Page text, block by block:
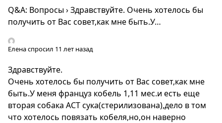
Q&A: Вопросы›Здравствуйте. Очень хотелось бы
получить от Вас совет,как мне быть.У…
Еленаспросил 11 лет назад
Здравствуйте.
Очень хотелось бы получить от Вас совет,как мне
быть.У меня француз кобель 1,11 мес.и есть еще
вторая собака АСТ сука(стерилизована),дело в том
что хотелось повязать кобеля,но,он наверно